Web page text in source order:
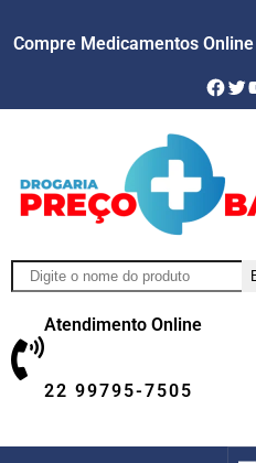
Compre Medicamentos
Pesquisar
Atendimento Online
22 99795-7505